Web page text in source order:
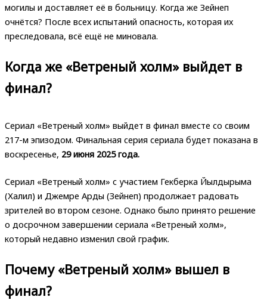
могилы и доставляет её в больницу. Когда же Зейнеп
очнётся? После всех испытаний опасность, которая их
преследовала, всё ещё не миновала.
Когда же «Ветреный холм» выйдет в
финал?
Сериал «Ветреный холм» выйдет в финал вместе со своим
217-м эпизодом. Финальная серия сериала будет показана в
воскресенье, 29 июня 2025 года.
Сериал «Ветреный холм» с участием Гекберка Йылдырыма
(Халил) и Джемре Арды (Зейнеп) продолжает радовать
зрителей во втором сезоне. Однако было принято решение
о досрочном завершении сериала «Ветреный холм»,
который недавно изменил свой график.
Почему «Ветреный холм» вышел в
финал?